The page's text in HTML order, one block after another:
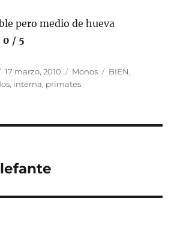
pero medio de hueva
0 / 5
Publicado
el
17 marzo, 2010 Categorías
Monos Etiquetas
BIEN,
, interna, primates